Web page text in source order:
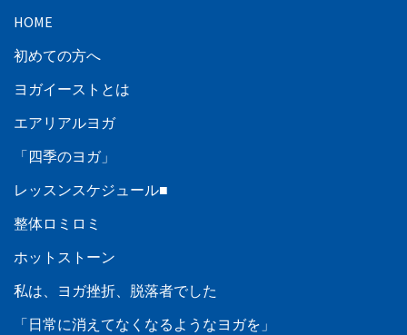
HOME
初めての方へ
ヨガイーストとは
エアリアルヨガ
「四季のヨガ」
レッスンスケジュール■
整体ロミロミ
ホットストーン
私は、ヨガ挫折、脱落者でした
「日常に消えてなくなるようなヨガを」